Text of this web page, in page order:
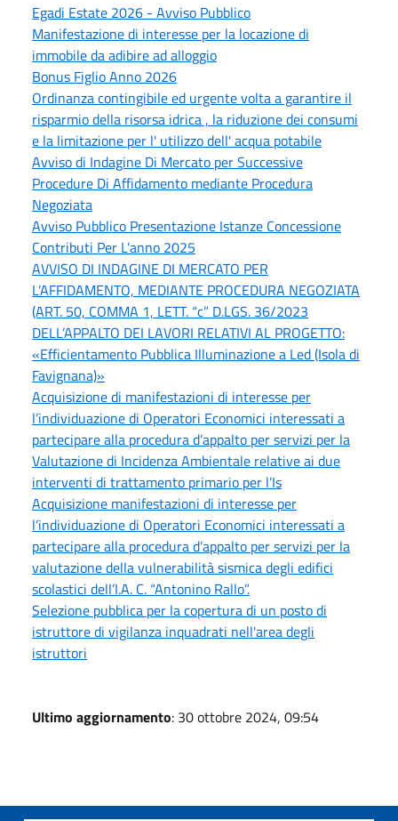
Egadi Estate 2026 - Avviso Pubblico
Manifestazione di interesse per la locazione di
immobile da adibire ad alloggio
Bonus Figlio Anno 2026
Ordinanza contingibile ed urgente volta a garantire il
risparmio della risorsa idrica , la riduzione dei consumi
e la limitazione per l' utilizzo dell' acqua potabile
Avviso di Indagine Di Mercato per Successive
Procedure Di Affidamento mediante Procedura
Negoziata
Avviso Pubblico Presentazione Istanze Concessione
Contributi Per L’anno 2025
AVVISO DI INDAGINE DI MERCATO PER
L’AFFIDAMENTO, MEDIANTE PROCEDURA NEGOZIATA
(ART. 50, COMMA 1, LETT. “c” D.LGS. 36/2023
DELL’APPALTO DEI LAVORI RELATIVI AL PROGETTO:
«Efficientamento Pubblica Illuminazione a Led (Isola di
Favignana)»
Acquisizione di manifestazioni di interesse per
l’individuazione di Operatori Economici interessati a
partecipare alla procedura d’appalto per servizi per la
Valutazione di Incidenza Ambientale relative ai due
interventi di trattamento primario per l’Is
Acquisizione manifestazioni di interesse per
l’individuazione di Operatori Economici interessati a
partecipare alla procedura d’appalto per servizi per la
valutazione della vulnerabilità sismica degli edifici
scolastici dell’I.A. C. “Antonino Rallo”.
Selezione pubblica per la copertura di un posto di
istruttore di vigilanza inquadrati nell'area degli
istruttori
Ultimo aggiornamento: 30 ottobre 2024, 09:54